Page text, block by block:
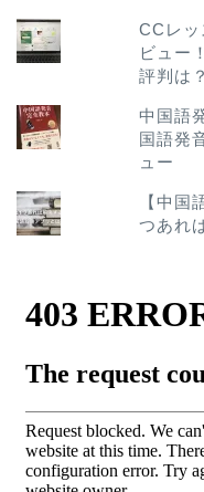
CCレッ
ビュー
評判は？
中国語
国語発
ュー
【中国
つあれ